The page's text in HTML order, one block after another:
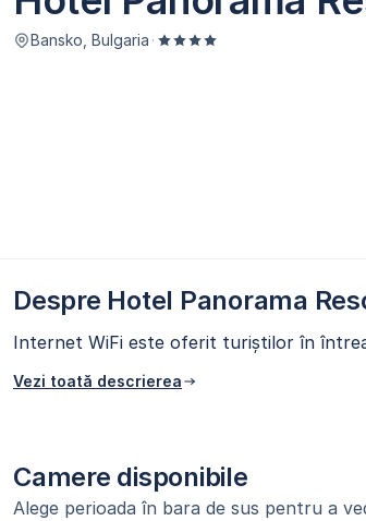
Bansko, Bulgaria ·
Despre Hotel Panorama
Internet WiFi este oferit turiștilor în
Vezi toată descrierea
Camere disponibile
Alege perioada în bara de sus pentru a